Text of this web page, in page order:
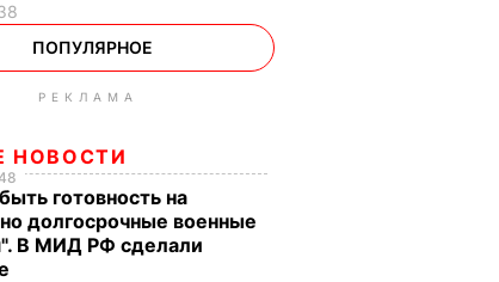
ПОПУЛЯРНОЕ
РЕКЛАМА
НОВОСТИ
готовность на
долгосрочные военные
В МИД РФ сделали